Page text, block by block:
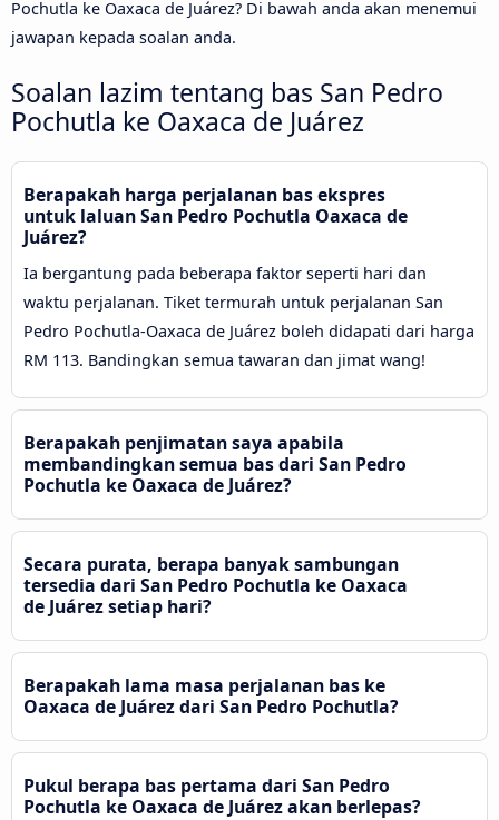
Pochutla ke Oaxaca de Juárez? Di bawah anda akan menemui
jawapan kepada soalan anda.
Soalan lazim tentang bas San Pedro
Pochutla ke Oaxaca de Juárez
Berapakah harga perjalanan bas ekspres
untuk laluan San Pedro Pochutla Oaxaca de
Juárez?
Ia bergantung pada beberapa faktor seperti hari dan
waktu perjalanan. Tiket termurah untuk perjalanan San
Pedro Pochutla-Oaxaca de Juárez boleh didapati dari harga
RM 113. Bandingkan semua tawaran dan jimat wang!
Berapakah penjimatan saya apabila
membandingkan semua bas dari San Pedro
Pochutla ke Oaxaca de Juárez?
Secara purata, berapa banyak sambungan
tersedia dari San Pedro Pochutla ke Oaxaca
de Juárez setiap hari?
Berapakah lama masa perjalanan bas ke
Oaxaca de Juárez dari San Pedro Pochutla?
Pukul berapa bas pertama dari San Pedro
Pochutla ke Oaxaca de Juárez akan berlepas?